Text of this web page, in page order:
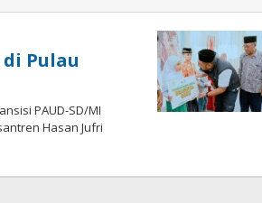
Pulau
PAUD-SD/MI
Hasan Jufri